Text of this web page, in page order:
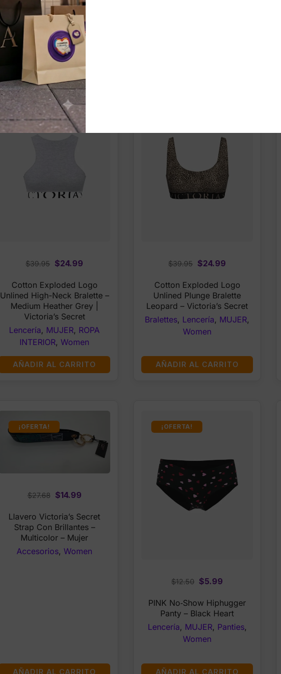
AÑADIR AL CARRITO
¡OFERTA!
$39.95 Original
was:
$39.95.
$24.99
is:
$24.99.
Cotton Exploded Logo
Unlined High-Neck Bralette –
Medium Heather Grey |
Victoria’s Secret
Lencería, MUJER, ROPA
INTERIOR, Women
AÑADIR AL CARRITO
$39.95 Original
was:
$39.95.
$24.99
is:
$24.99.
Cotton Exploded Logo
Unlined Plunge Bralette
Leopard – Victoria’s Secret
Bralettes, Lencería, MUJER,
Women
AÑADIR AL CARRITO
¡OFERTA!
$27.68
Original
was:
$27.68.
$14.99Current
is:
$14.99.
Llavero Victoria’s Secret
Strap Con Brillantes –
Multicolor – Mujer
Accesorios, Women
AÑADIR AL CARRITO
¡OFERTA!
$12.50 Original
was:
$12.50.
$5.99
is:
$5.99.
PINK No‑Show Hiphugger
Panty – Black Heart
Lencería, MUJER, Panties,
Women
AÑADIR AL CARRITO